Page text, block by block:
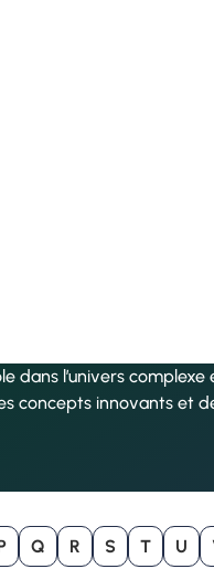
dans l’univers
concepts innovants et
Q R S T U